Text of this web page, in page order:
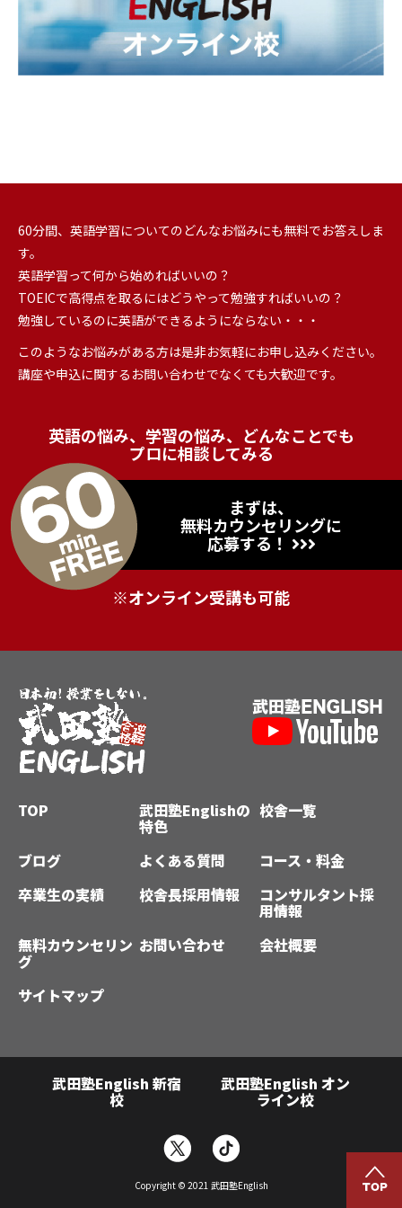
60分間、英語学習についてのどんなお悩みにも無料でお答えしま
す。
英語学習って何から始めればいいの？
TOEICで高得点を取るにはどうやって勉強すればいいの？
勉強しているのに英語ができるようにならない・・・
このようなお悩みがある方は是非お気軽にお申し込みください。
講座や申込に関するお問い合わせでなくても大歓迎です。
英語の悩み、学習の悩み、どんなことでも
プロに相談してみる
まずは、
無料カウンセリングに
応募する！
※オンライン受講も可能
TOP 武田塾Englishの
特色
校舎一覧
ブログ よくある質問
コース・料金
卒業生の実績
校舎長採用情報 コンサルタント採
用情報
無料カウンセリン
グ
お問い合わせ 会社概要
サイトマップ
武田塾English 新宿
校
武田塾English オン
ライン校
Copyright © 2021 武田塾English